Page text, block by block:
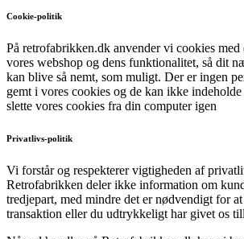
Cookie-politik
På retrofabrikken.dk anvender vi cookies
vores webshop og dens funktionalitet, så dit
kan blive så nemt, som muligt. Der er ingen
gemt i vores cookies og de kan ikke
slette vores cookies fra din computer igen
Privatlivs-politik
Vi forstår og respekterer vigtigheden af
Retrofabrikken deler ikke information om
tredjepart, med mindre det er nødvendigt for
transaktion eller du udtrykkeligt har givet os